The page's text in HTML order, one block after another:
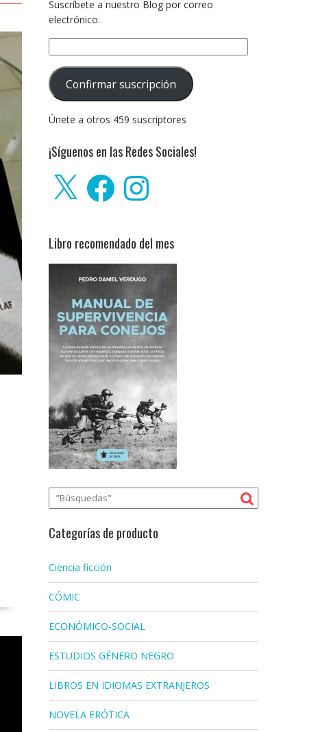
Suscríbete a nuestro Blog por correo
electrónico.
de
correo
electrónico:
Confirmar suscripción
Únete a otros 459 suscriptores
¡Síguenos en las Redes Sociales!
FacebookInstagram
Libro recomendado del mes
Categorías de producto
Ciencia ficción
CÓMIC
ECONÓMICO-SOCIAL
ESTUDIOS GÉNERO NEGRO
LIBROS EN IDIOMAS EXTRANJEROS
NOVELA ERÓTICA